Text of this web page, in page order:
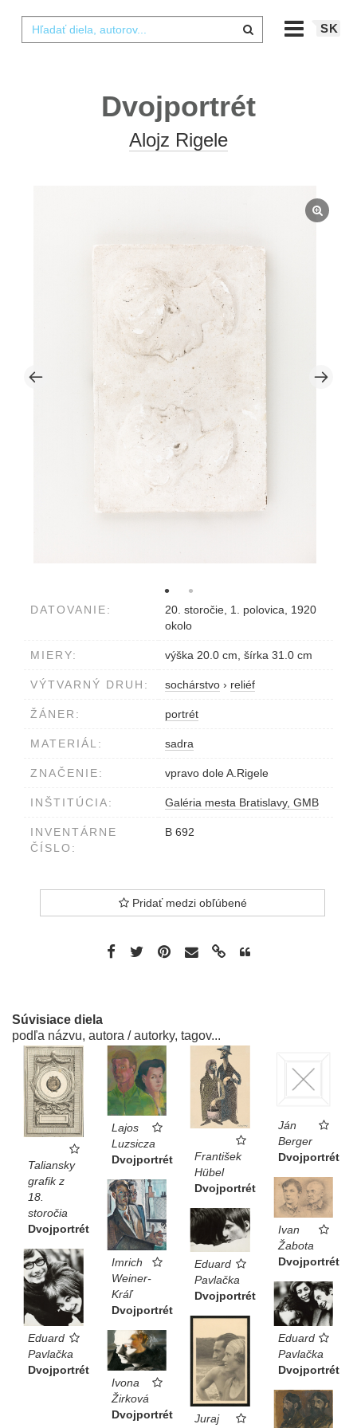
SK
Dvojportrét
Alojz Rigele
DATOVANIE:
20. storočie, 1. polovica, 1920
okolo
MIERY: výška 20.0 cm, šírka 31.0 cm
VÝTVARNÝ DRUH: sochárstvo › reliéf
ŽÁNER: portrét
MATERIÁL: sadra
ZNAČENIE: vpravo dole A.Rigele
INŠTITÚCIA: Galéria mesta Bratislavy, GMB
INVENTÁRNE
ČÍSLO:
B 692
Pridať medzi obľúbené
Súvisiace diela
podľa názvu, autora / autorky, tagov...
Taliansky
grafik z
18.
storočia
Dvojportrét
Lajos
Luzsicza
Dvojportrét
František
Hübel
Dvojportrét
Ján
Berger
Dvojportrét
Ivan
Žabota
Dvojportrét
Imrich
Weiner-
Kráľ
Dvojportrét
Eduard
Pavlačka
Dvojportrét
Eduard
Pavlačka
Dvojportrét
Eduard
Pavlačka
Dvojportrét
Juraj
Ivona
Žirková
Dvojportrét